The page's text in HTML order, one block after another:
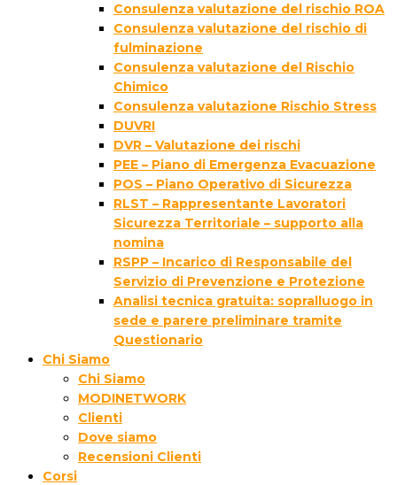
Consulenza valutazione del rischio ROA
Consulenza valutazione del rischio di
fulminazione
Consulenza valutazione del Rischio
Chimico
Consulenza valutazione Rischio Stress
DUVRI
DVR – Valutazione dei rischi
PEE – Piano di Emergenza Evacuazione
POS – Piano Operativo di Sicurezza
RLST – Rappresentante Lavoratori
Sicurezza Territoriale – supporto alla
nomina
RSPP – Incarico di Responsabile del
Servizio di Prevenzione e Protezione
Analisi tecnica gratuita: sopralluogo in
sede e parere preliminare tramite
Questionario
Chi Siamo
Chi Siamo
MODINETWORK
Clienti
Dove siamo
Recensioni Clienti
Corsi